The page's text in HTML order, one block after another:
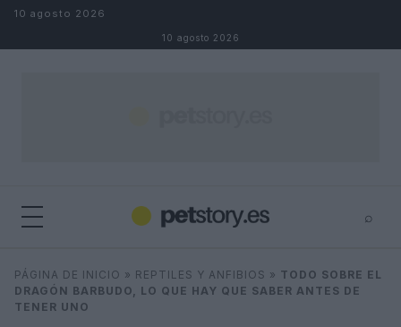
Saltar al contenido
10 agosto 2026
10 agosto 2026
⌕
Buscar ⌕ ×
PÁGINA DE INICIO » REPTILES Y ANFIBIOS » TODO SOBRE EL
DRAGÓN BARBUDO, LO QUE HAY QUE SABER ANTES DE
TENER UNO